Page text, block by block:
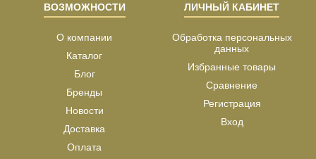
ВОЗМОЖНОСТИ
О компании
Каталог
Блог
Бренды
Новости
Доставка
Оплата
ЛИЧНЫЙ КАБИНЕТ
Обработка персональных
данных
Избранные товары
Сравнение
Регистрация
Вход